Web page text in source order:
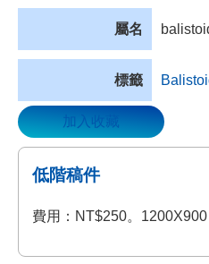
屬名
標籤
加入收藏
低階稿件
費用：NT$250。